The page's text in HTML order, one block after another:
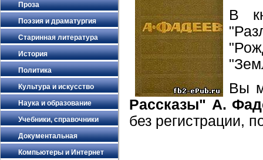
Проза
Поэзия и драматургия
Старинная литература
История
Политика
Культура и искусство
Наука и образование
Учебники, справочники
Документальная
Компьютеры и Интернет
В
Вы
Рассказы" А.
без регистрации,